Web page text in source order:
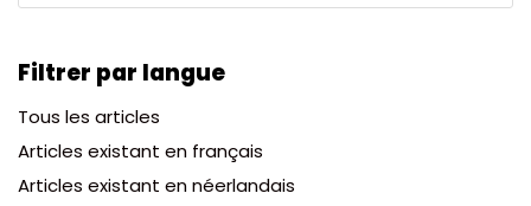
Filtrer par langue
Tous les articles
Articles existant en français
Articles existant en néerlandais